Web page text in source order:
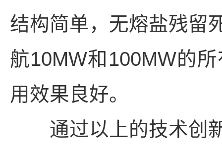
结构简单，无熔盐残留
航10MW和100MW的
用效果良好。
通过以上的技术创新